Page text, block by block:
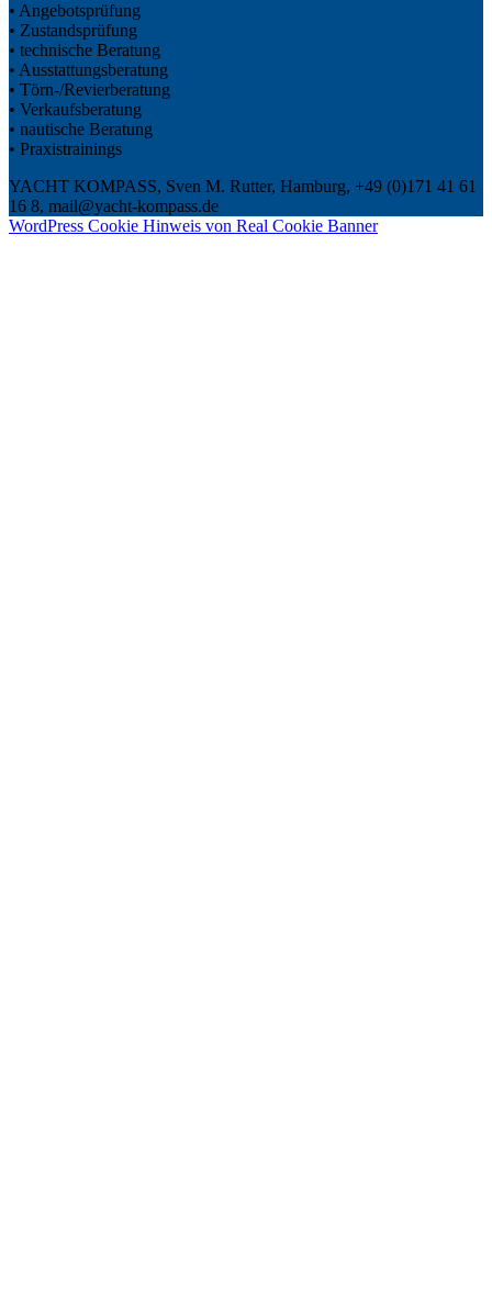
• Angebotsprüfung
• Zustandsprüfung
• technische Beratung
• Ausstattungsberatung
• Törn-/Revierberatung
• Verkaufsberatung
• nautische Beratung
• Praxistrainings
YACHT KOMPASS, Sven M. Rutter, Hamburg, +49 (0)171 41 61
16 8, mail@yacht-kompass.de
WordPress Cookie Hinweis von Real Cookie Banner